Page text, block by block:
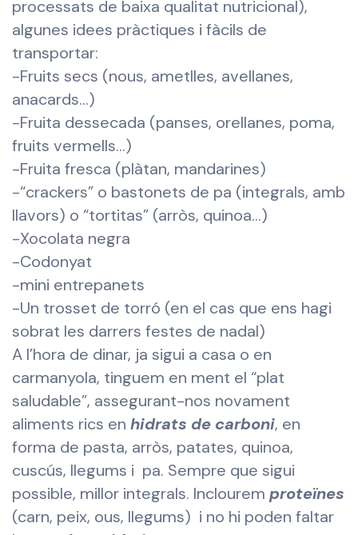
processats de baixa qualitat nutricional),
algunes idees pràctiques i fàcils de
transportar:
-Fruits secs (nous, ametlles, avellanes,
anacards…)
-Fruita dessecada (panses, orellanes, poma,
fruits vermells…)
-Fruita fresca (plàtan, mandarines)
-“crackers” o bastonets de pa (integrals, amb
llavors) o “tortitas” (arròs, quinoa…)
-Xocolata negra
-Codonyat
-mini entrepanets
-Un trosset de torró (en el cas que ens hagi
sobrat les darrers festes de nadal)
A l’hora de dinar, ja sigui a casa o en
carmanyola, tinguem en ment el “plat
saludable”, assegurant-nos novament
aliments rics en hidrats de carboni, en
forma de pasta, arròs, patates, quinoa,
cuscús, llegums i pa. Sempre que sigui
possible, millor integrals. Inclourem proteïnes
(carn, peix, ous, llegums) i no hi poden faltar